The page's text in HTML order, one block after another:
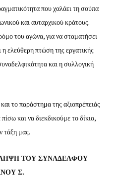
που χαλάει τη σούπα
και αυταρχικού κράτους.
του αγώνα, για να σταματήσει
ελεύθερη πτώση της εργατικής
και η συλλογική
το παράστημα της αξιοπρέπειάς
και να διεκδικούμε το δίκιο,
τάξη μας.
ΤΟΥ ΣΥΝΑΔΕΛΦΟΥ
Σ.